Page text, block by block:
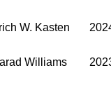
W. Kasten
Williams